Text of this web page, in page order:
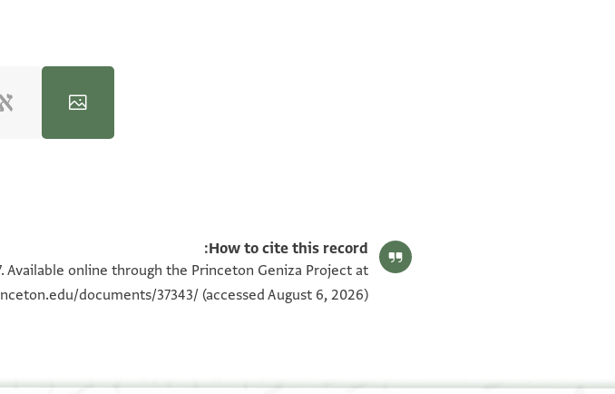
100%
100%
How to cite this record:
Available online through the Princeton Geniza Project at
documents/37343/ (accessed August 6, 2026).